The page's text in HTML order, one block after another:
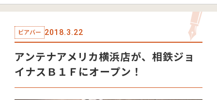
ビアバー 2018.3.22
アンテナアメリカ横浜店が、相鉄ジョ
イナスＢ１Ｆにオープン！